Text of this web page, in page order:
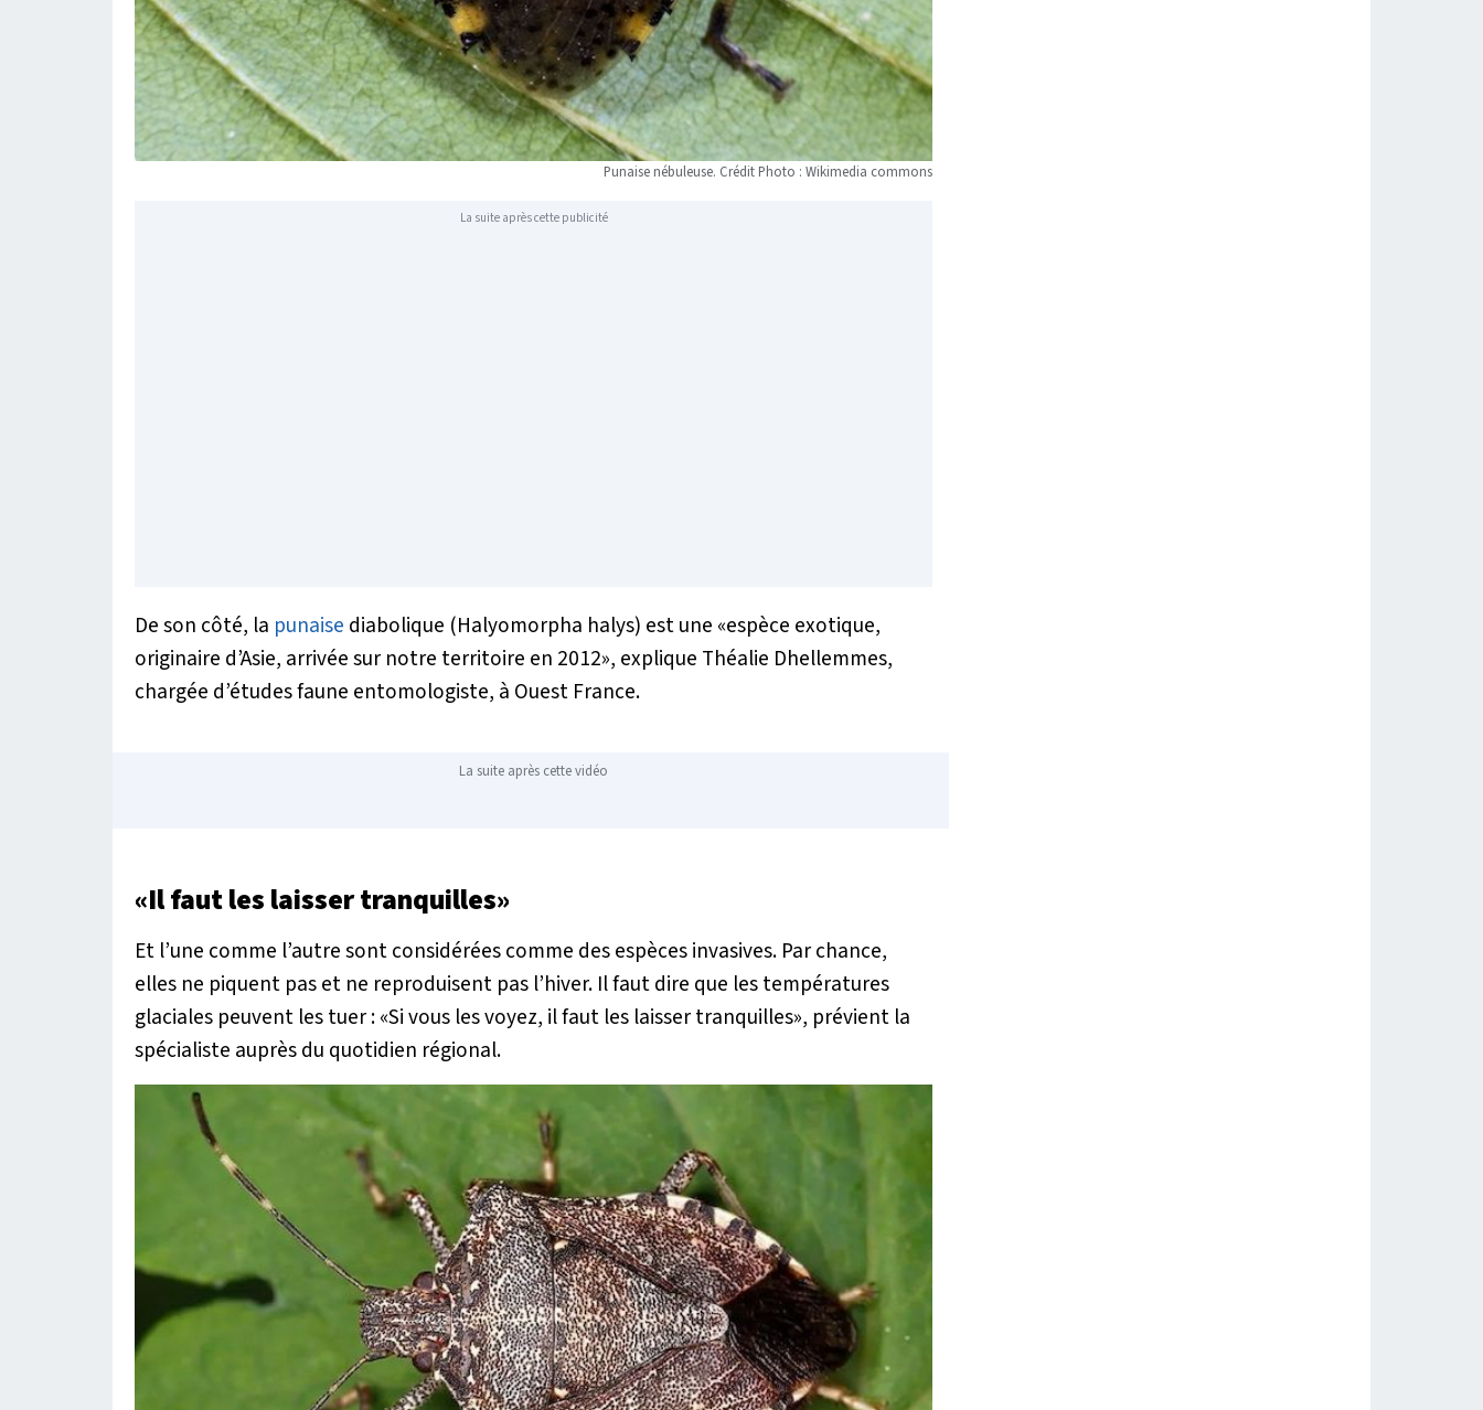
Punaise nébuleuse. Crédit Photo : Wikimedia commons
La suite après cette publicité
De son côté, la punaise diabolique (Halyomorpha halys) est une «espèce exotique,
originaire d’Asie, arrivée sur notre territoire en 2012», explique Théalie Dhellemmes,
chargée d’études faune entomologiste, à Ouest France.
La suite après cette vidéo
«Il faut les laisser tranquilles»
Et l’une comme l’autre sont considérées comme des espèces invasives. Par chance,
elles ne piquent pas et ne reproduisent pas l’hiver. Il faut dire que les températures
glaciales peuvent les tuer : «Si vous les voyez, il faut les laisser tranquilles», prévient la
spécialiste auprès du quotidien régional.